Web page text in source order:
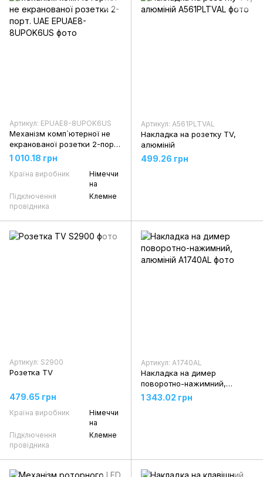
Артикул: EPUAE8-8UPOK6US
Механізм комп`ютерної не
екранованої розетки 2-порт.
UAE
1 010.18 грн
Країна виробник
Німеччи
на
Підключення
провідника
Клемне
Артикул: A561PLTVAL
Накладка на розетку TV,
алюміній
499.26 грн
Артикул: S2900
Розетка TV
479.65 грн
Країна виробник
Німеччи
на
Підключення
провідника
Клемне
Артикул: A1740AL
Накладка на димер
поворотно-нажимний,
алюміній
1 343.02 грн